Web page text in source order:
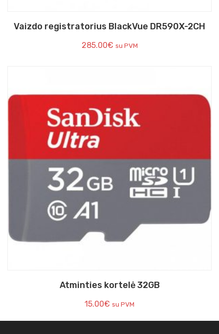
Vaizdo registratorius BlackVue DR590X-2CH
285.00€ su PVM
Atminties kortelė 32GB
15.00€ su PVM